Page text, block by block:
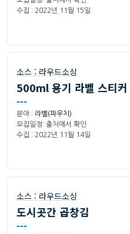
수집 : 2022년 11월 15일
소스 : 라우드소싱
500ml 용기 라벨 스티커
---
분야 : 라벨(파우치)
모집일정: 출처에서 확인
수집 : 2022년 11월 14일
소스 : 라우드소싱
도시곳간 곱창김
---